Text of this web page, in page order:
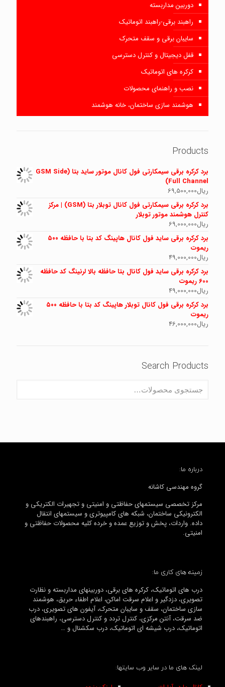
دوربین مداربسته
راهبند برقی-راهبند اتوماتیک
سایبان برقی و سقف متحرک
قفل دیجیتال و کنترل دسترسی
کرکره های اتوماتیک
نصب و راهنمای محصولات
هوشمند سازی ساختمان، خانه هوشمند
Products
برد کرکره برقی سیمکارتی فول کانال موتور ساید بتا (GSM Side
Full Channel)
ریال69,500,000
برد کرکره برقی سیمکارتی فول کانال توبلار بتا (GSM) | مرکز
کنترل هوشمند موتور توبلار
ریال69,000,000
برد کرکره برقی ساید فول کانال هاپینگ کد بتا با حافظه ۵۰۰
ریموت
ریال49,000,000
برد کرکره برقی ساید فول کانال بتا حافظه بالا لرنینگ کد حافظه
600 ریموت
ریال49,000,000
برد کرکره برقی فول کانال توبلار هاپینگ کد بتا با حافظه ۵۰۰
ریموت
ریال46,000,000
Search Products
درباره ما:
گروه مهندسی کاشانه
مرکز تخصصی سیستمهای حفاظتی و امنیتی و تجهیرات الکتریکی و
الکترونیکی ساختمان، شبکه های کامپیوتری و سیستمهای انتقال
داده. واردات، پخش و توزیع عمده و خرده کلیه محصولات حفاظتی و
امنیتی.
زمینه های کاری ما:
درب های اتوماتیک، کرکره های برقی، دوربینهای مداربسته و نظارت
تصویری، دزدگیر و اعلام سرقت اماکن، اعلام اطفاء حریق، هوشمند
سازی ساختمان، سقف و سایبان متحرک، آیفون های تصویری، درب
ضد سرقت، آنتن مرکزی، کنترل تردد و کنترل دسترسی، راهبندهای
اتوماتیک، درب شیشه ای اتوماتیک، درب سکشنال و …
لینک های ما در سایر وب سایتها: